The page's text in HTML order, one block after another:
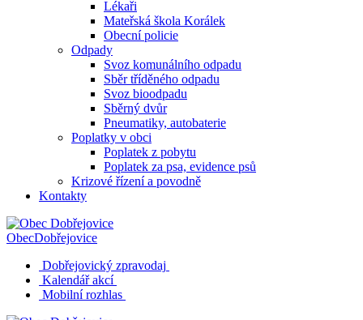
Lékaři
Mateřská škola Korálek
Obecní policie
Odpady
Svoz komunálního odpadu
Sběr tříděného odpadu
Svoz bioodpadu
Sběrný dvůr
Pneumatiky, autobaterie
Poplatky v obci
Poplatek z pobytu
Poplatek za psa, evidence psů
Krizové řízení a povodně
Kontakty
ObecDobřejovice
Dobřejovický zpravodaj
Kalendář akcí
Mobilní rozhlas